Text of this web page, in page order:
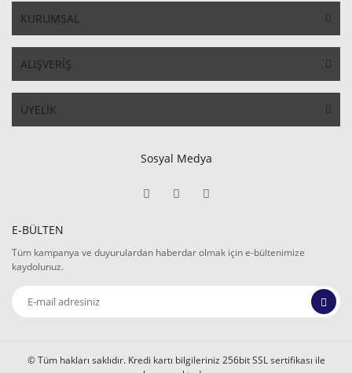
KURUMSAL
ALIŞVERİŞ
ÜYELİK
Sosyal Medya
E-BÜLTEN
Tüm kampanya ve duyurulardan haberdar olmak için e-bültenimize
kaydolunuz.
© Tüm hakları saklıdır. Kredi kartı bilgileriniz 256bit SSL sertifikası ile